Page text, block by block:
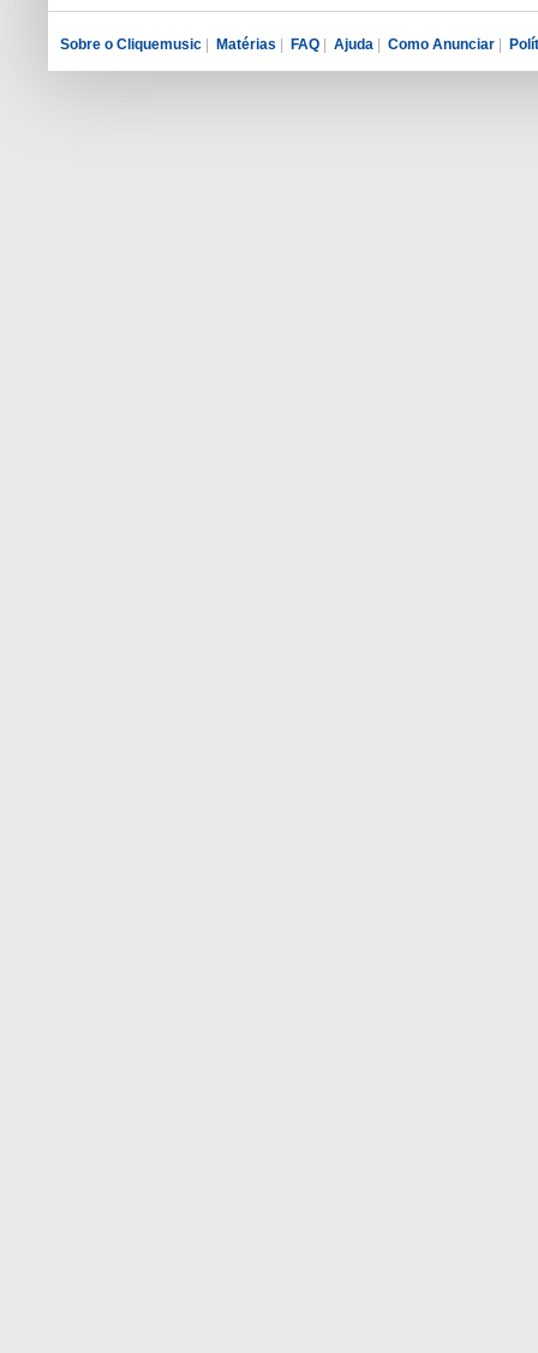
Sobre o Cliquemusic | Matérias | FAQ | Ajuda | Como Anunciar |